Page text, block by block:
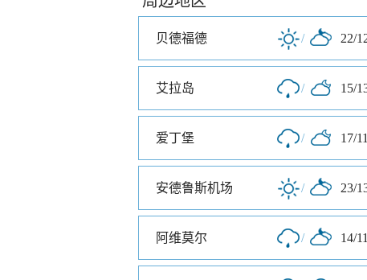
贝德福德 / 22/
艾拉岛 / 15/
爱丁堡 / 17/
安德鲁斯机场 / 23/
阿维莫尔 / 14/